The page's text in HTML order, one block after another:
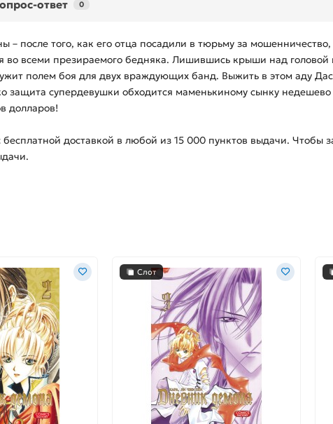
ответ 0
после того, как его отца посадили в тюрьму за мошенничество,
всеми презираемого бедняка. Лишившись крыши над головой
полем боя для двух враждующих банд. Выжить в этом аду
супердевушки обходится маменькиному сынку недешево
долларов!
доставкой в любой из 15 000 пунктов выдачи. Чтобы
Слот